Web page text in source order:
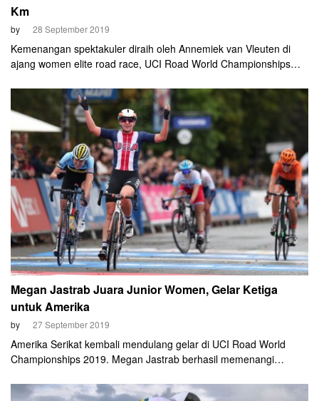
Km
by 28 September 2019
Kemenangan spektakuler diraih oleh Annemiek van Vleuten di
ajang women elite road race, UCI Road World Championships
dunia setelah solo ride alias melarikan diri sendirian sejauh 105
km!
Megan Jastrab Juara Junior Women, Gelar Ketiga
untuk Amerika
by 27 September 2019
Amerika Serikat kembali mendulang gelar di UCI Road World
Championships 2019. Megan Jastrab berhasil memenangi
September).